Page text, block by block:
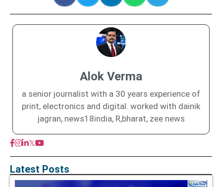
Alok Verma
a senior journalist with a 30 years experience of
print, electronics and digital. worked with dainik
jagran, news18india, R,bharat, zee news
𝕏
Latest Posts